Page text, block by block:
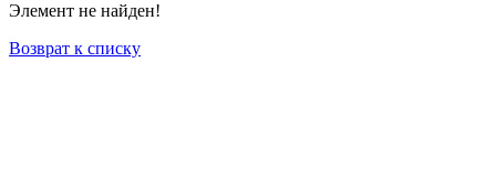
Элемент не найден!
Возврат к списку